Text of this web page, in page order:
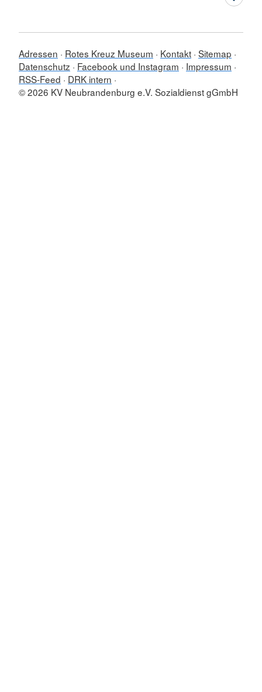
Adressen Rotes Kreuz Museum Kontakt Sitemap
Datenschutz
Facebook und Instagram
Impressum
RSS-Feed
DRK intern
© 2026 KV Neubrandenburg e.V. Sozialdienst gGmbH